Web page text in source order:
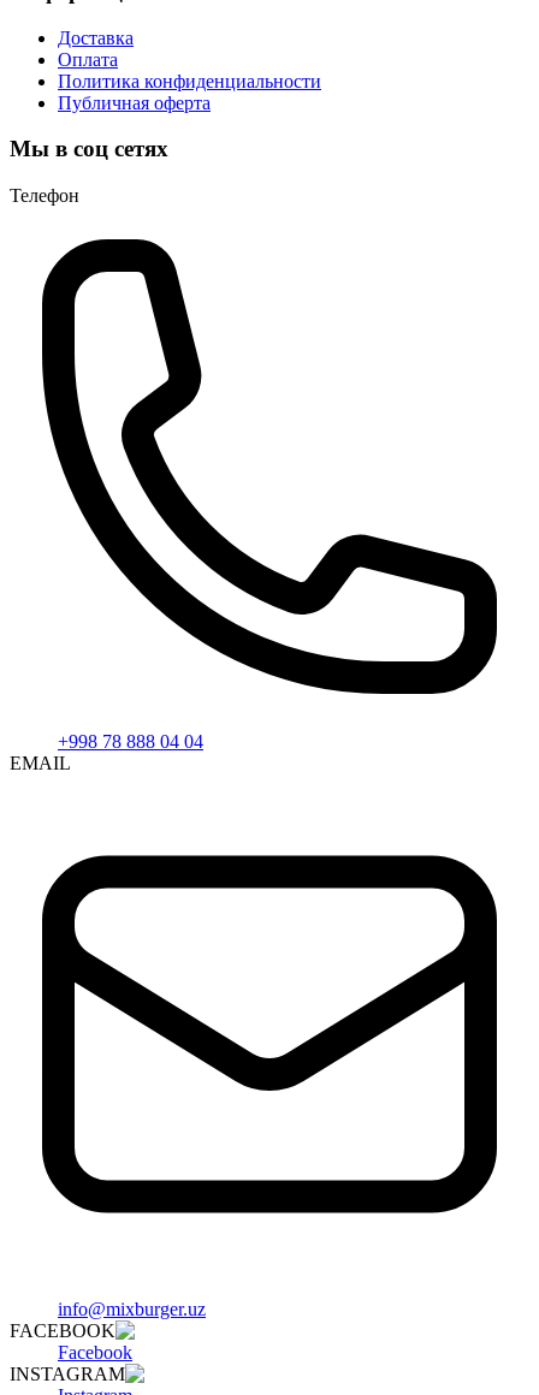
Доставка
Оплата
Политика конфиденциальности
Публичная оферта
Мы в соц сетях
Телефон
+998 78 888 04 04
EMAIL
info@mixburger.uz
FACEBOOK
Facebook
INSTAGRAM